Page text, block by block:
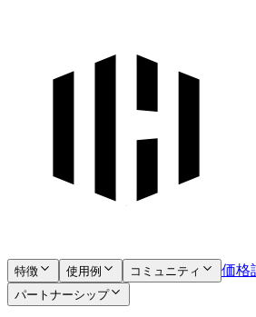
特徴 使用例 コミュニティ 価格
パートナーシップ